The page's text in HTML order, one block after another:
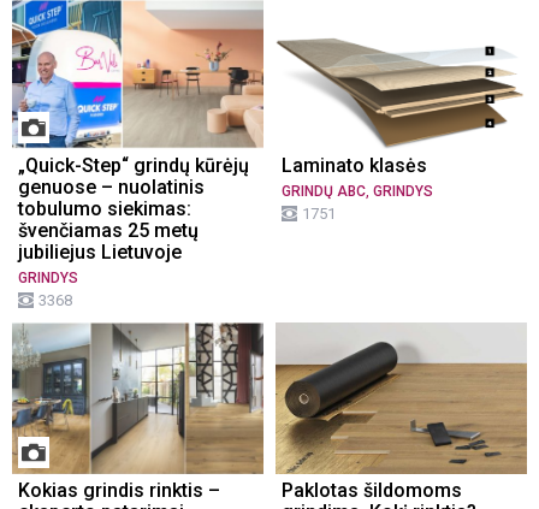
„Quick-Step“ grindų kūrėjų
genuose – nuolatinis
tobulumo siekimas:
švenčiamas 25 metų
jubiliejus Lietuvoje
GRINDYS
3368
Laminato klasės
GRINDŲ ABC, GRINDYS
1751
Kokias grindis rinktis –
Paklotas šildomoms